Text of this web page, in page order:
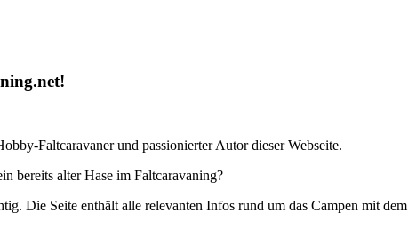
Faltcaravaner und passionierter Autor dieser Webseite.
bereits alter Hase im Faltcaravaning?
Die Seite enthält alle relevanten Infos rund um das Campen mit